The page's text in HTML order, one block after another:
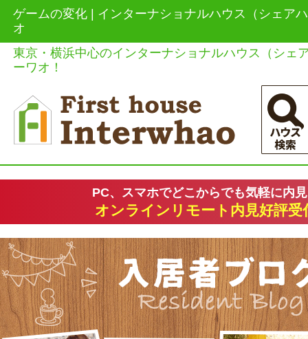
ゲームの変化 | インターナショナルハウス（シェア
オ
東京・横浜中心のインターナショナルハウス（シェ
ーワオ！
PC、スマホでどこからでも気軽に内
オンラインリモート内見好評受